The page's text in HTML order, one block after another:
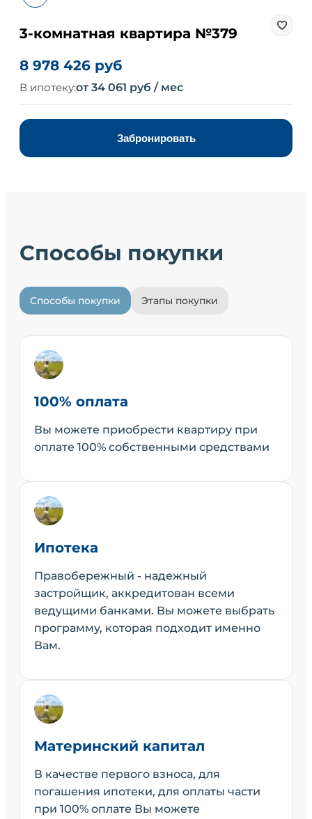
3-комнатная квартира №379
8 978 426 руб
В ипотеку:от 34 061 руб / мес
Забронировать
Способы покупки
Способы покупки Этапы покупки
100% оплата
Вы можете приобрести квартиру при
оплате 100% собственными средствами
Ипотека
Правобережный - надежный
застройщик, аккредитован всеми
ведущими банками. Вы можете выбрать
программу, которая подходит именно
Вам.
Материнский капитал
В качестве первого взноса, для
погашения ипотеки, для оплаты части
при 100% оплате Вы можете